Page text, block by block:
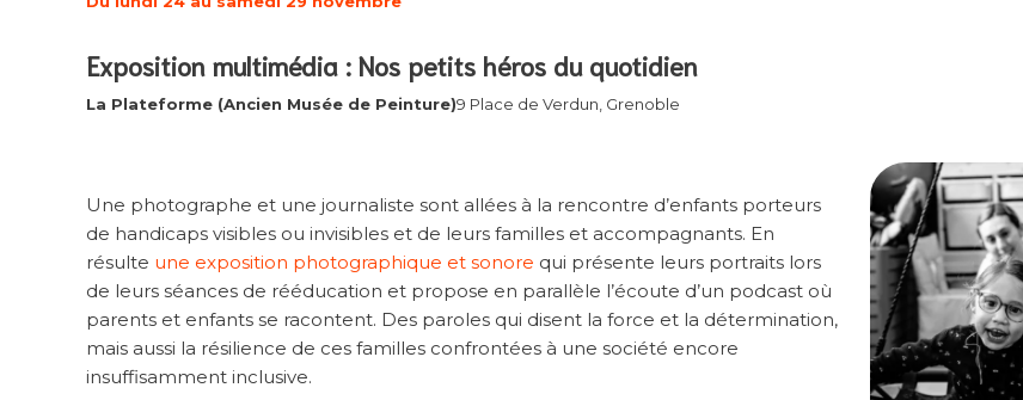
Exposition multimédia : Nos petits héros du quotidien
La Plateforme (Ancien Musée de Peinture)9 Place de Verdun, Grenoble
Une photographe et une journaliste sont allées à la rencontre d’enfants porteurs
de handicaps visibles ou invisibles et de leurs familles et accompagnants. En
résulte une exposition photographique et sonore qui présente leurs portraits lors
de leurs séances de rééducation et propose en parallèle l’écoute d’un podcast où
parents et enfants se racontent. Des paroles qui disent la force et la détermination,
mais aussi la résilience de ces familles confrontées à une société encore
insuffisamment inclusive.